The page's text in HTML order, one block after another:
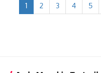
1 2 3 4 5